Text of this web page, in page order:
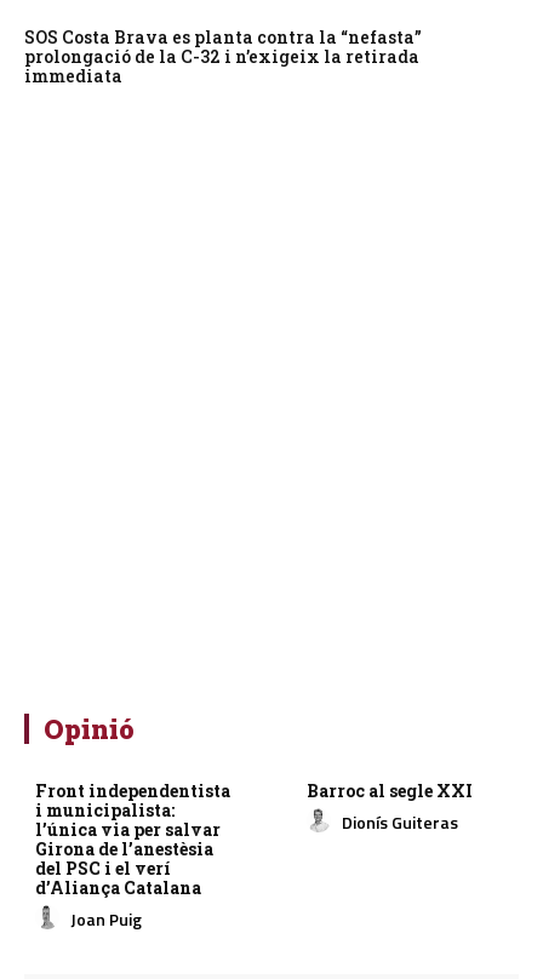
SOS Costa Brava es planta contra la “nefasta”
prolongació de la C-32 i n’exigeix la retirada
immediata
Opinió
Front independentista
i municipalista:
l’única via per salvar
Girona de l’anestèsia
del PSC i el verí
d’Aliança Catalana
Joan Puig
Barroc al segle XXI
Dionís Guiteras